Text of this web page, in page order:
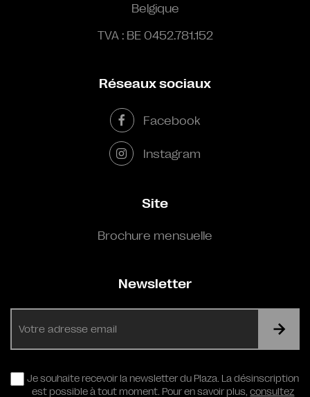
Belgique
TVA : BE 0452.781.152
Réseaux sociaux
Facebook
Instagram
Site
Brochure mensuelle
Newsletter
RGPD
Je souhaite recevoir la newsletter du Plaza. La désinscription
est possible à tout moment. Pour en savoir plus,consultez